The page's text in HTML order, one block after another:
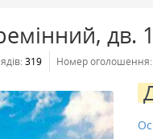
дв.
319 Номер оголошення: